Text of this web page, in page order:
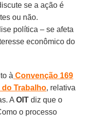
se a ação é
ou não.
política – se afeta
econômico do
à Convenção 169
Trabalho, relativa
AOIT diz que o
o processo